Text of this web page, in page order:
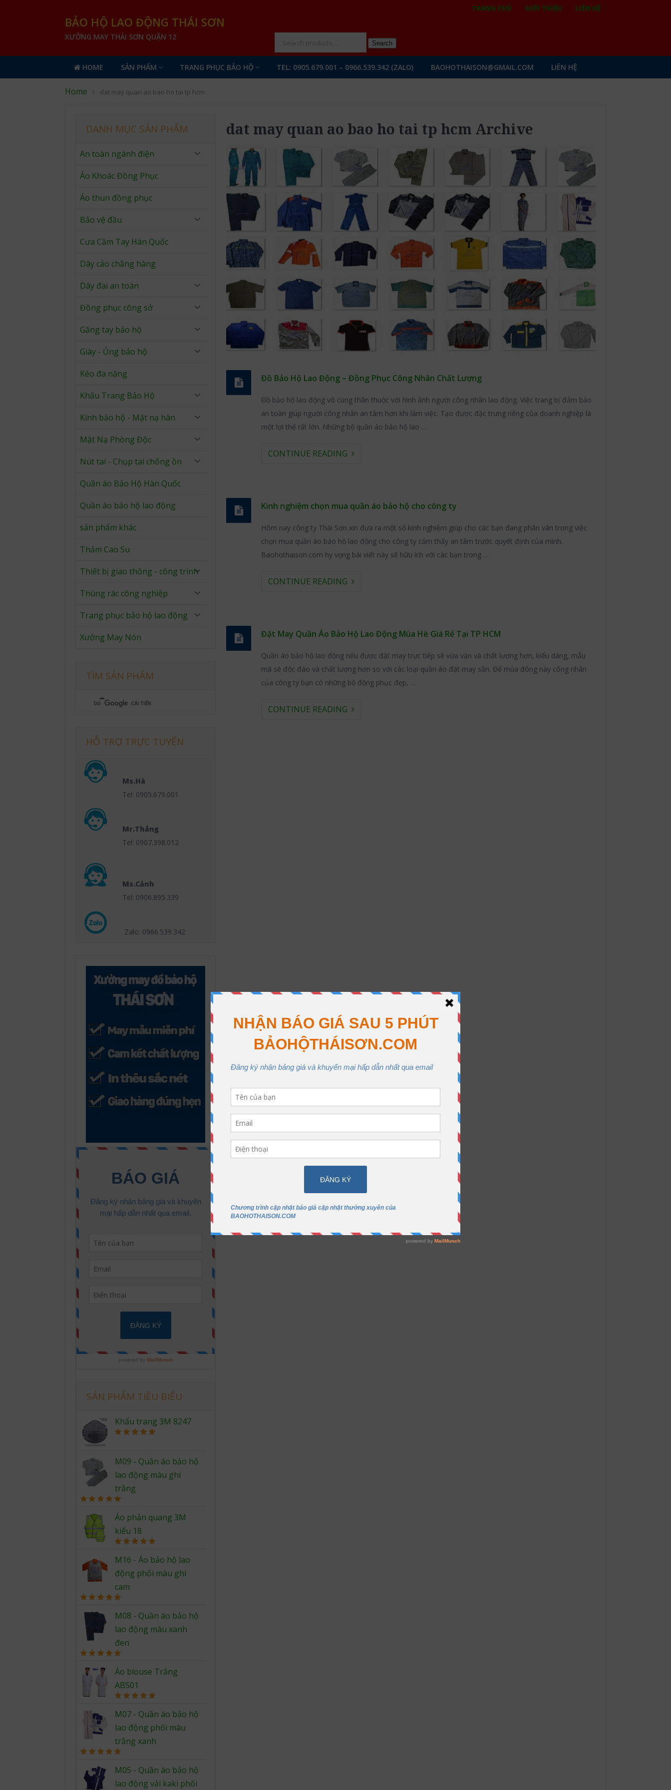
TRANG CHỦ GIỚI THIỆU LIÊN HỆ
BẢO HỘ LAO ĐỘNG THÁI SƠN
XƯỞNG MAY THÁI SƠN QUẬN 12
Search
HOME SẢN PHẨM TRANG PHỤC BẢO HỘ TEL: 0905.679.001 – 0966.539.342 (ZALO) BAOHOTHAISON@GMAIL.COM LIÊN HỆ
Home dat may quan ao bao ho tai tp hcm
dat may quan ao bao ho tai tp hcm Archive
Đồ Bảo Hộ Lao Động – Đồng Phục Công Nhân Chất Lượng
Đồ bảo hộ lao động vô cùng thân thuộc với hình ảnh người công nhân lao động. Việc trang bị đảm bảo
an toàn giúp người công nhân an tâm hơn khi làm việc. Tạo được đặc trưng riêng của doanh nghiệp là
một lợi thế rất lớn. Những bộ quần áo bảo hộ lao …
CONTINUE READING
Kinh nghiệm chọn mua quần áo bảo hộ cho công ty
Hôm nay công ty Thái Sơn xin đưa ra một số kinh nghiệm giúp cho các bạn đang phân vân trong việc
chọn mua quần áo bảo hộ lao động cho công ty cảm thấy an tâm trước quyết định của mình.
Baohothaison.com hy vọng bài viết này sẽ hữu ích với các bạn trong …
CONTINUE READING
Đặt May Quần Áo Bảo Hộ Lao Động Mùa Hè Giá Rẻ Tại TP HCM
Quần áo bảo hộ lao động nếu được đặt may trực tiếp sẽ vừa vặn và chất lượng hơn, kiểu dáng, mẫu
mã sẽ độc đáo và chất lượng hơn so với các loại quần áo đặt may sẵn. Để mùa đông này công nhân
của công ty bạn có những bộ đồng phục đẹp, …
CONTINUE READING
DANH MỤC SẢN PHẨM
An toàn ngành điện
Áo Khoác Đồng Phục
Áo thun đồng phục
Bảo vệ đầu
Cưa Cầm Tay Hàn Quốc
Dây cảo chằng hàng
Dây đai an toàn
Đồng phục công sở
Găng tay bảo hộ
Giày - Ủng bảo hộ
Kéo đa năng
Khẩu Trang Bảo Hộ
Kính bảo hộ - Mặt nạ hàn
Mặt Nạ Phòng Độc
Nút tai - Chụp tai chống ồn
Quần áo Bảo Hộ Hàn Quốc
Quần áo bảo hộ lao động
sản phẩm khác
Thảm Cao Su
Thiết bị giao thông - công trình
Thùng rác công nghiệp
Trang phục bảo hộ lao động
Xưởng May Nón
TÌM SẢN PHẨM
HỖ TRỢ TRỰC TUYẾN
Ms.Hà
Tel: 0905.679.001
Mr.Thắng
Tel: 0907.398.012
Ms.Cảnh
Tel: 0906.895.339
Zalo: 0966.539.342
SẢN PHẨM TIÊU BIỂU
Khẩu trang 3M 8247
M09 - Quần áo bảo hộ
lao động màu ghi
trắng
out of 5
Áo phản quang 3M
kiểu 18
out of 5
M16 - Áo bảo hộ lao
động phối màu ghi
cam
out of 5
M08 - Quần áo bảo hộ
lao động màu xanh
đen
out of 5
Áo blouse Trắng
ABS01
out of 5
M07 - Quần áo bảo hộ
lao động phối màu
trắng xanh
out of 5
M05 - Quần áo bảo hộ
lao động vải kaki phối